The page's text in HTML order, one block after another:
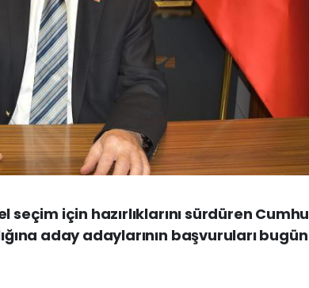
seçim için hazırlıklarını sürdüren
aday adaylarının başvuruları bugün